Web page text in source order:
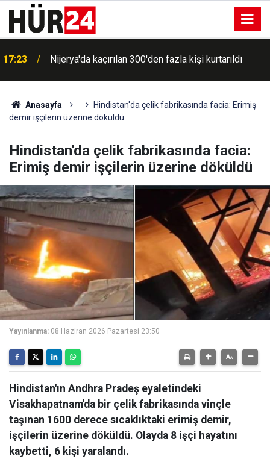
17:23 Nijerya'da kaçırılan 300'den fazla kişi kurtarıldı
Anasayfa
Hindistan'da çelik fabrikasında facia: Erimiş
demir işçilerin üzerine döküldü
Hindistan'da çelik fabrikasında facia:
Erimiş demir işçilerin üzerine döküldü
Yayınlanma: 08 Haziran 2026 Pazartesi 23:50
Hindistan'ın Andhra Pradeş eyaletindeki
Visakhapatnam'da bir çelik fabrikasında vinçle
taşınan 1600 derece sıcaklıktaki erimiş demir,
işçilerin üzerine döküldü. Olayda 8 işçi hayatını
kaybetti, 6 kişi yaralandı.